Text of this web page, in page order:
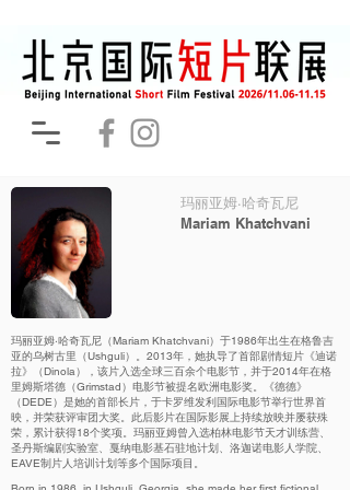
玛丽亚姆·哈奇瓦尼
Mariam Khatchvani
玛丽亚姆·哈奇瓦尼（Mariam Khatchvani）于1986年出生在格鲁吉
亚的乌树古里（Ushguli）。2013年，她执导了首部剧情短片《迪诺
拉》（Dinola），该片入选全球三百余个电影节，并于2014年在格
里姆斯塔德（Grimstad）电影节被提名欧洲电影奖。《德德》
（DEDE）是她的首部长片，于卡罗维发利国际电影节举行世界首
映，并荣获评审团大奖。此后影片在国际影展上持续放映并屡获殊
荣，累计获得18个奖项。玛丽亚姆曾入选柏林电影节天才训练营、
圣丹斯编剧实验室、戛纳电影基石驻地计划、洛迦诺电影人学院、
EAVE制片人培训计划等多个国际项目。